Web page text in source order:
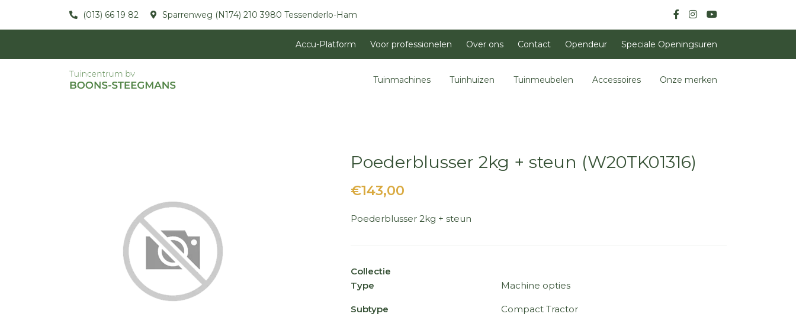
(013) 66 19 82 Sparrenweg (N174) 210 3980 Tessenderlo-Ham
Accu-Platform Voor professionelen Over ons Contact Opendeur Speciale Openingsuren
Tuinmachines Tuinhuizen Tuinmeubelen Accessoires Onze merken
Poederblusser 2kg + steun (W20TK01316)
€143,00
Poederblusser 2kg + steun
Collectie
Type
Machine opties
Subtype Compact Tractor